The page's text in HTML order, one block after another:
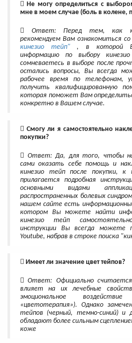
Не могу определиться с
мне в моем случае (боль в колене,
Ответ: Перед тем, как
рекомендуем Вам ознакомиться
кинезио тейп", в которой Вы
информацию по выбору
сомневаетесь в выборе после
остались вопросы, Вы всегда
рабочее время по телефонам,
получить квалифицированную
которая поможет Вам
конкретно в Вашем случае.
Смогу ли я самостоятельно
покупки?
Ответ: Да, для того, чтобы
сами оказать себе помощь и
кинезио тейп после покупки, к
прилагается подробная
основными видами
распространенных болевых
нашем сайте есть
котором Вы можете найти
кинезио тейп
инструкции Вы всегда можете
Youtube, набрав в строке поиска
Имеет ли значение цвет тейпов?
Ответ: Официально
влияет на их лечебные
эмоциональное
«цветотерапия»). Однако
тейпов (черный, темно-синий) и
обладают более сильным
коже